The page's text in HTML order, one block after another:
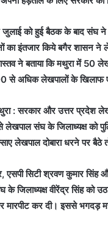
को हुई बैठक के बाद संघ ने
का इंतजार किये बगैर शासन
ने बताया कि मथुरा में 50
से अधिक लेखपालों के खिलाफ
: सरकार और उत्तर प्रदेश
संघ के जिलाध्यक्ष को
लेखपाल दोबारा धरने पर बैठे
एसपी सिटी श्रवण कुमार सिंह
वीरेंद्र सिंह को
मारपीट कर दी। इससे भगदड़